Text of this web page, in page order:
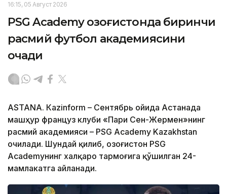
16:15, 05 Август 2026
PSG Academy Қозоғистонда биринчи
расмий футбол академиясини
очади
ASTANА. Кazinform – Сентябрь ойида Астанада
машҳур француз клуби «Пари Сен-Жермен»нинг
расмий академияси – PSG Academy Kazakhstan
очилади. Шундай қилиб, Қозоғистон PSG
Academyнинг халқаро тармоғига қўшилган 24-
мамлакатга айланади.